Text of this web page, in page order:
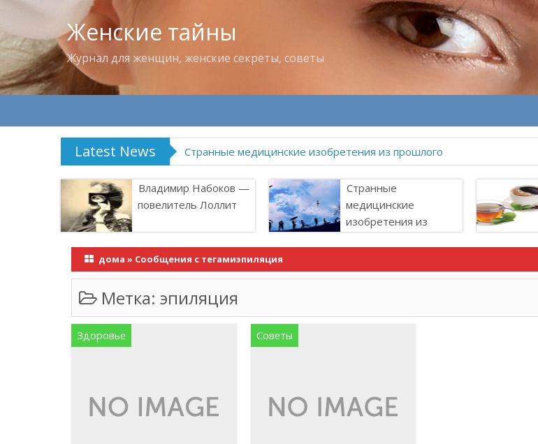
Женские тайны
Журнал для женщин, женские секреты, советы
Latest News Странные медицинские изобретения из прошлого
Владимир Набоков —
повелитель Лоллит
Странные
медицинские
изобретения из
дома » Сообщения с тегамиэпиляция
Метка: эпиляция
Здоровье Советы